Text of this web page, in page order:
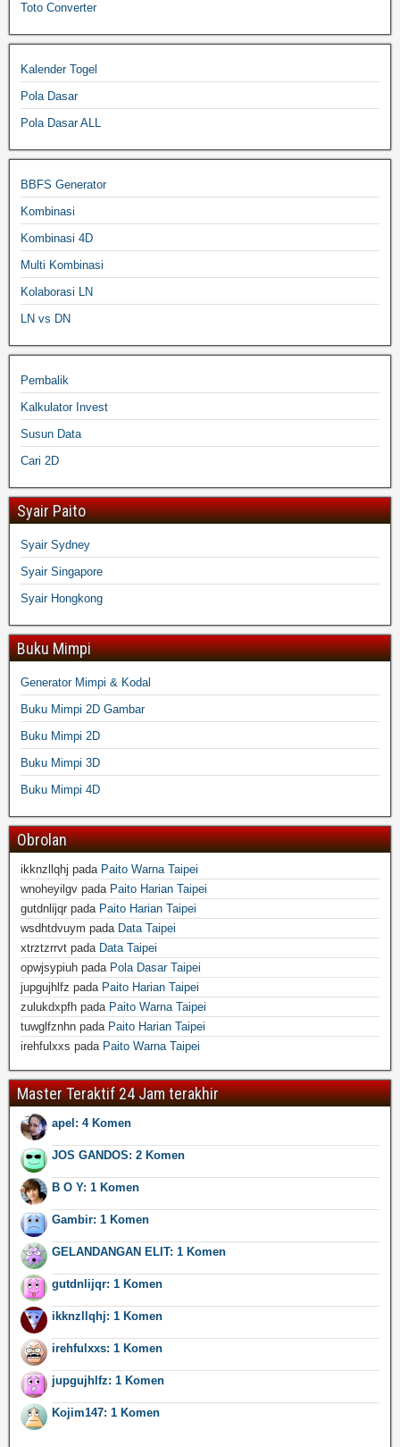
Toto Converter
Kalender Togel
Pola Dasar
Pola Dasar ALL
BBFS Generator
Kombinasi
Kombinasi 4D
Multi Kombinasi
Kolaborasi LN
LN vs DN
Pembalik
Kalkulator Invest
Susun Data
Cari 2D
Syair Paito
Syair Sydney
Syair Singapore
Syair Hongkong
Buku Mimpi
Generator Mimpi & Kodal
Buku Mimpi 2D Gambar
Buku Mimpi 2D
Buku Mimpi 3D
Buku Mimpi 4D
Obrolan
ikknzllqhj pada Paito Warna Taipei
wnoheyilgv pada Paito Harian Taipei
gutdnlijqr pada Paito Harian Taipei
wsdhtdvuym pada Data Taipei
xtrztzrrvt pada Data Taipei
opwjsypiuh pada Pola Dasar Taipei
jupgujhlfz pada Paito Harian Taipei
zulukdxpfh pada Paito Warna Taipei
tuwglfznhn pada Paito Harian Taipei
irehfulxxs pada Paito Warna Taipei
Master Teraktif 24 Jam terakhir
apel: 4 Komen
JOS GANDOS: 2 Komen
B O Y: 1 Komen
Gambir: 1 Komen
GELANDANGAN ELIT: 1 Komen
gutdnlijqr: 1 Komen
ikknzllqhj: 1 Komen
irehfulxxs: 1 Komen
jupgujhlfz: 1 Komen
Kojim147: 1 Komen